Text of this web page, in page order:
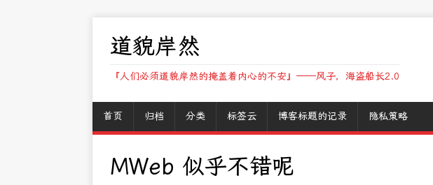
道貌岸然
『人们必须道貌岸然的掩盖着内心的不安』——风子，海盗船长2.0
首页 归档 分类 标签云 博客标题的记录 隐私策略
MWeb 似乎不错呢